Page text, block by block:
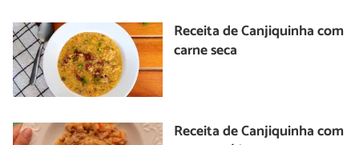
Receita de Canjiquinha com
carne seca
Receita de Canjiquinha com